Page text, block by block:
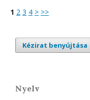
1 2 3 4 > >>
Kézirat benyújtása
Nyelv